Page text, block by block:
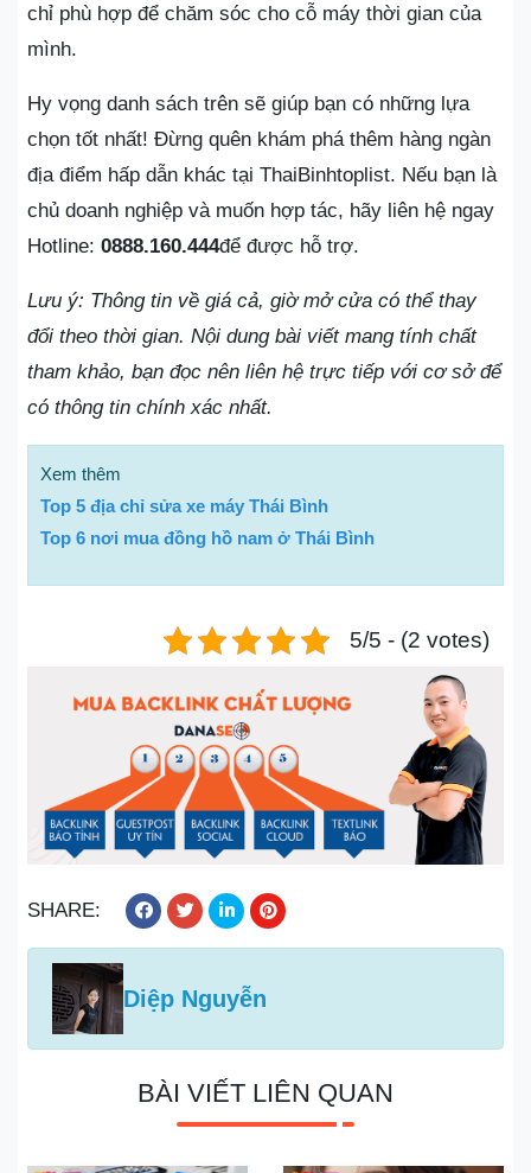
chỉ phù hợp để chăm sóc cho cỗ máy thời gian của
mình.
Hy vọng danh sách trên sẽ giúp bạn có những lựa
chọn tốt nhất! Đừng quên khám phá thêm hàng ngàn
địa điểm hấp dẫn khác tại ThaiBinhtoplist. Nếu bạn là
chủ doanh nghiệp và muốn hợp tác, hãy liên hệ ngay
Hotline: 0888.160.444để được hỗ trợ.
Lưu ý: Thông tin về giá cả, giờ mở cửa có thể thay
đổi theo thời gian. Nội dung bài viết mang tính chất
tham khảo, bạn đọc nên liên hệ trực tiếp với cơ sở để
có thông tin chính xác nhất.
Xem thêm
Top 5 địa chỉ sửa xe máy Thái Bình
Top 6 nơi mua đồng hồ nam ở Thái Bình
5/5 - (2 votes)
SHARE:
Diệp Nguyễn
BÀI VIẾT LIÊN QUAN